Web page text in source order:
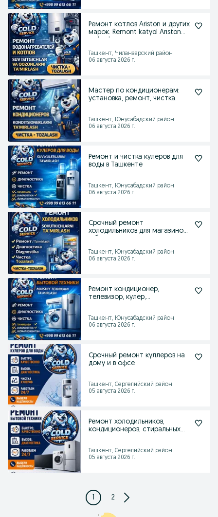
Ремонт котлов Ariston и других
марок. Remont katyol Ariston
Ташкент, Чиланзарский район
06 августа 2026 г.
Мастер по кондиционерам:
установка, ремонт, чистка.
Ташкент, Юнусабадский район
06 августа 2026 г.
Ремонт и чистка кулеров для
воды в Ташкенте
Ташкент, Юнусабадский район
06 августа 2026 г.
Срочный ремонт
холодильников для магазинов
Ташкент, Юнусабадский район
06 августа 2026 г.
Ремонт кондиционер,
телевизор, кулер,
Ташкент, Юнусабадский район
06 августа 2026 г.
Срочный ремонт куллеров на
дому и в офсе
Ташкент, Сергелийский район
05 августа 2026 г.
Ремонт холодильников,
кондиционеров, стиральных
Ташкент, Сергелийский район
05 августа 2026 г.
1 2